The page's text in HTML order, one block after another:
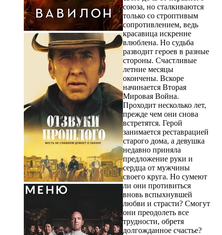
союза, но сталкиваются
только со строптивым
сопротивлением, ведь
красавица искренне
влюблена. Но судьба
разводит героев в разные
стороны. Счастливые
летние месяцы
окончены. Вскоре
начинается Вторая
Мировая Война.
Проходит несколько лет,
прежде чем они снова
встретятся. Герой
занимается реставрацией
старого дома, а девушка
недавно приняла
предложение руки и
сердца от мужчины
своего круга. Но сумеют
ли они противиться
вновь вспыхнувшей
любви и страсти? Смогут
они преодолеть все
трудности, обретя
долгожданное счастье?